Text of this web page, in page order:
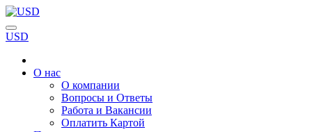
USD
О нас
О компании
Вопросы и Ответы
Работа и Вакансии
Оплатить Картой